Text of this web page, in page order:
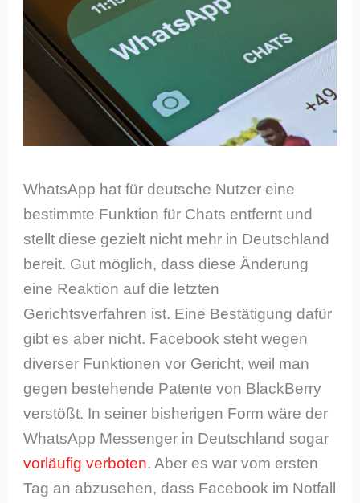
WhatsApp hat für deutsche Nutzer eine
bestimmte Funktion für Chats entfernt und
stellt diese gezielt nicht mehr in Deutschland
bereit. Gut möglich, dass diese Änderung
eine Reaktion auf die letzten
Gerichtsverfahren ist. Eine Bestätigung dafür
gibt es aber nicht. Facebook steht wegen
diverser Funktionen vor Gericht, weil man
gegen bestehende Patente von BlackBerry
verstößt. In seiner bisherigen Form wäre der
WhatsApp Messenger in Deutschland sogar
vorläufig verboten. Aber es war vom ersten
Tag an abzusehen, dass Facebook im Notfall